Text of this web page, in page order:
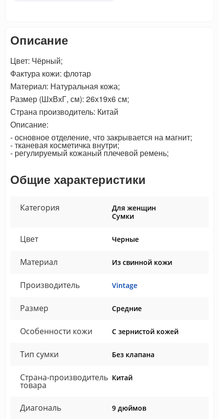
Описание
Цвет: Чёрный;
Фактура кожи: флотар
Материал: Натуральная кожа;
Размер (ШхВхГ, см): 26х19х6 см;
Страна производитель: Китай
Описание:
- основное отделение, что закрывается на магнит;
- тканевая косметичка внутри;
- регулируемый кожаный плечевой ремень;
Общие характеристики
Категория
Для женщин
Сумки
Цвет Черные
Материал Из свинной кожи
Производитель Vintage
Размер Средние
Особенности кожи С зернистой кожей
Тип сумки Без клапана
Страна-производитель
товара
Китай
Диагональ 9 дюймов